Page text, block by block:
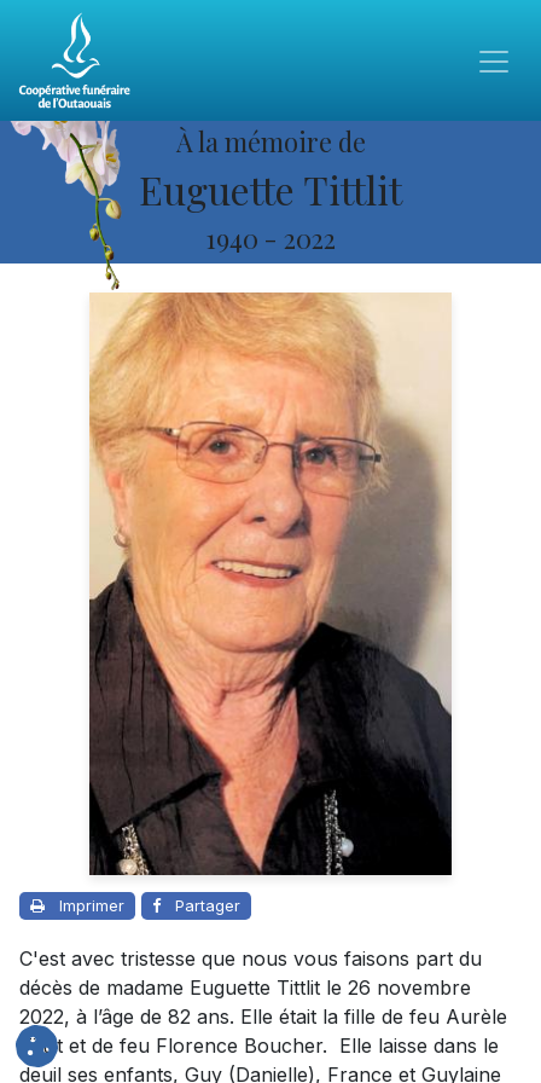
À la mémoire de
Euguette Tittlit
1940 - 2022
Imprimer Partager
C'est avec tristesse que nous vous faisons part du
décès de madame Euguette Tittlit le 26 novembre
2022, à l’âge de 82 ans. Elle était la fille de feu Aurèle
Tittlit et de feu Florence Boucher. Elle laisse dans le
deuil ses enfants, Guy (Danielle), France et Guylaine